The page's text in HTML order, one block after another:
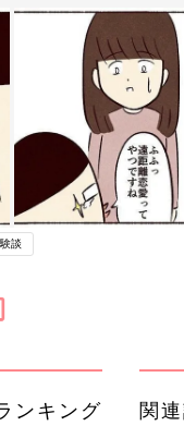
談
ンキング 関